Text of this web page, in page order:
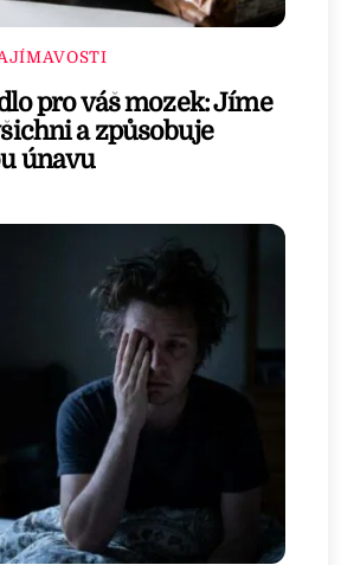
pro váš mozek: Jíme
a způsobuje
únavu